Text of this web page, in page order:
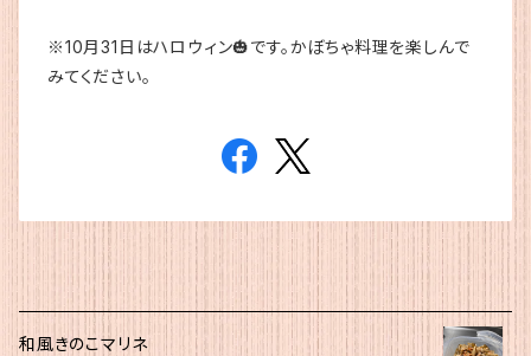
※10月31日はハロウィン🎃です。かぼちゃ料理を楽しんで
みてください。
和風きのこマリネ